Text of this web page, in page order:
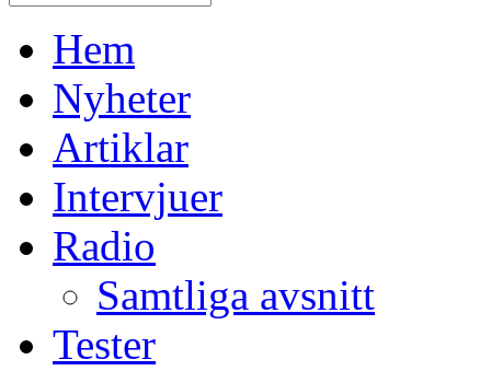
Hem
Nyheter
Artiklar
Intervjuer
Radio
Samtliga avsnitt
Tester